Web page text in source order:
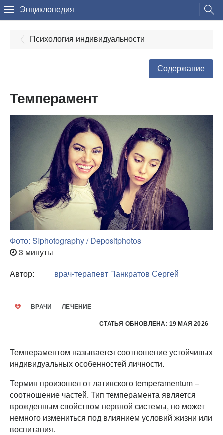
Энциклопедия
Психология индивидуальности
Содержание
Темперамент
Фото: SIphotography / Depositphotos
3 минуты
Автор:
врач-терапевт Панкратов Сергей
ВРАЧИ ЛЕЧЕНИЕ
СТАТЬЯ ОБНОВЛЕНА: 19 МАЯ 2026
Темпераментом называется соотношение устойчивых
индивидуальных особенностей личности.
Термин произошел от латинского temperamentum –
соотношение частей. Тип темперамента является
врожденным свойством нервной системы, но может
немного измениться под влиянием условий жизни или
воспитания.